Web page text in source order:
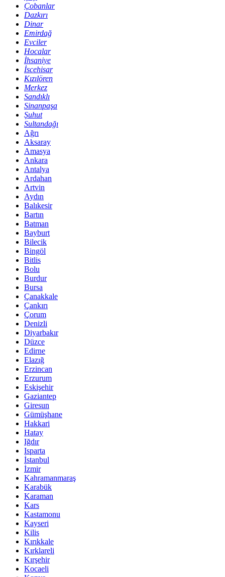
Çobanlar
Dazkırı
Dinar
Emirdağ
Evciler
Hocalar
İhsaniye
İscehisar
Kızılören
Merkez
Sandıklı
Sinanpaşa
Şuhut
Sultandağı
Ağrı
Aksaray
Amasya
Ankara
Antalya
Ardahan
Artvin
Aydın
Balıkesir
Bartın
Batman
Bayburt
Bilecik
Bingöl
Bitlis
Bolu
Burdur
Bursa
Çanakkale
Çankırı
Çorum
Denizli
Diyarbakır
Düzce
Edirne
Elazığ
Erzincan
Erzurum
Eskişehir
Gaziantep
Giresun
Gümüşhane
Hakkari
Hatay
Iğdır
Isparta
İstanbul
İzmir
Kahramanmaraş
Karabük
Karaman
Kars
Kastamonu
Kayseri
Kilis
Kırıkkale
Kırklareli
Kırşehir
Kocaeli